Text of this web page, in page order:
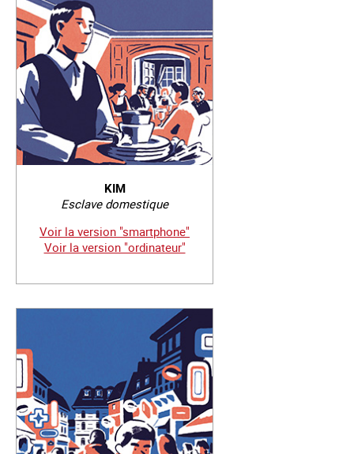
KIM
Esclave domestique
Voir la version "smartphone"
Voir la version "ordinateur"